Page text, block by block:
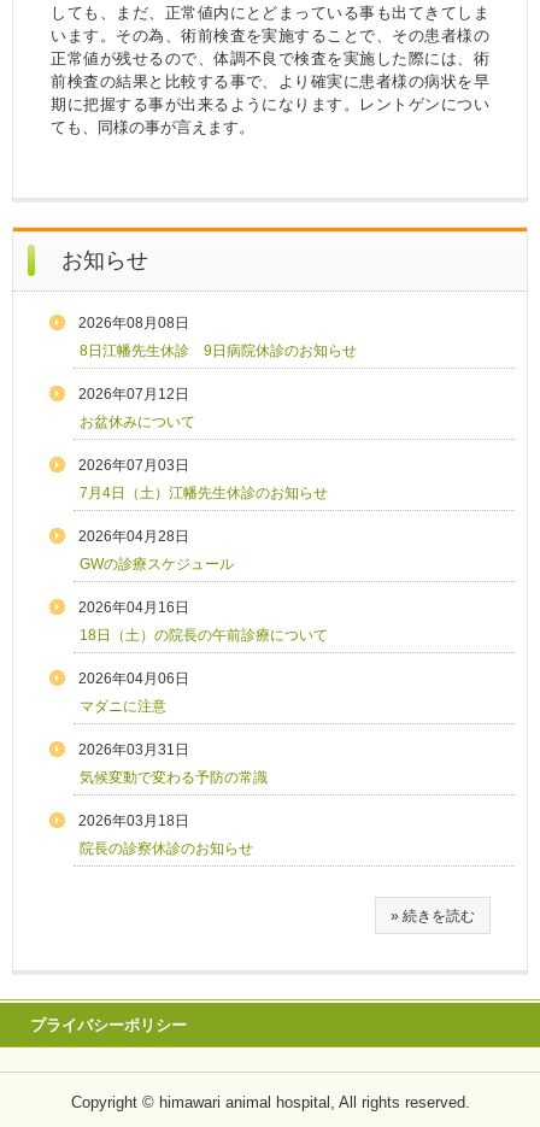
しても、まだ、正常値内にとどまっている事も出てきてしま
います。その為、術前検査を実施することで、その患者様の
正常値が残せるので、体調不良で検査を実施した際には、術
前検査の結果と比較する事で、より確実に患者様の病状を早
期に把握する事が出来るようになります。レントゲンについ
ても、同様の事が言えます。
お知らせ
2026年08月08日
8日江幡先生休診 9日病院休診のお知らせ
2026年07月12日
お盆休みについて
2026年07月03日
7月4日（土）江幡先生休診のお知らせ
2026年04月28日
GWの診療スケジュール
2026年04月16日
18日（土）の院長の午前診療について
2026年04月06日
マダニに注意
2026年03月31日
気候変動で変わる予防の常識
2026年03月18日
院長の診察休診のお知らせ
» 続きを読む
プライバシーポリシー
Copyright © himawari animal hospital, All rights reserved.